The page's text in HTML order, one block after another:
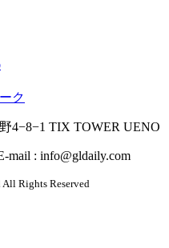
4−8−1 TIX TOWER UENO
mail : info@gldaily.com
Rights Reserved